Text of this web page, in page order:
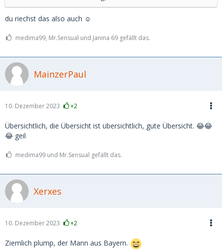
du riechst das also auch ☺️
medima99, Mr.Sensual und Janina 69 gefällt das.
MainzerPaul
10. Dezember 2023 +2
Übersichtlich, die Übersicht ist übersichtlich, gute Übersicht. 😂😂
😂 geil
medima99 und Mr.Sensual gefällt das.
Xerxes
10. Dezember 2023 +2
Ziemlich plump, der Mann aus Bayern.